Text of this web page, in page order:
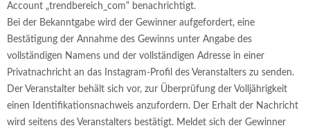
Account „trendbereich_com“ benachrichtigt.
Bei der Bekanntgabe wird der Gewinner aufgefordert, eine
Bestätigung der Annahme des Gewinns unter Angabe des
vollständigen Namens und der vollständigen Adresse in einer
Privatnachricht an das Instagram-Profil des Veranstalters zu senden.
Der Veranstalter behält sich vor, zur Überprüfung der Volljährigkeit
einen Identifikationsnachweis anzufordern. Der Erhalt der Nachricht
wird seitens des Veranstalters bestätigt. Meldet sich der Gewinner